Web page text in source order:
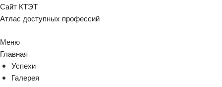
Сайт КТЭТ
Атлас доступных профессий
Меню
Главная
Успехи
Галерея